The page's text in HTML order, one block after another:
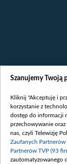
Szanujemy Twoją
Kliknij "Akceptuję i
korzystanie z
dostęp do informacji
przechowywanie
nas, czyli Telewizję
Zaufanych
Partnerów TVP (93
zautomatyzowanego